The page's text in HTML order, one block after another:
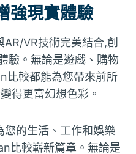
強現實體驗
VR技術完美結合,創
驗。無論是遊戲、購物
比較都能為您帶來前所
得更富幻想色彩。
的生活、工作和娛樂
比較嶄新篇章。無論是